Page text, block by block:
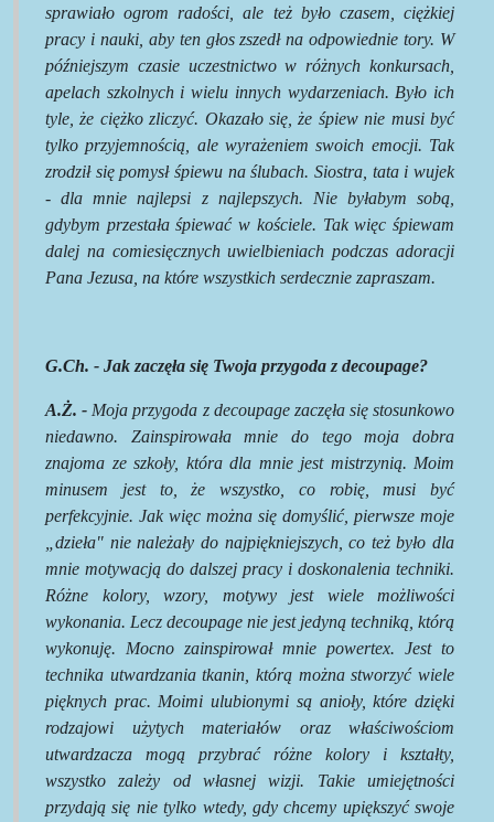
sprawiało ogrom radości, ale też było czasem, ciężkiej
pracy i nauki, aby ten głos zszedł na odpowiednie tory. W
późniejszym czasie uczestnictwo w różnych konkursach,
apelach szkolnych i wielu innych wydarzeniach. Było ich
tyle, że ciężko zliczyć. Okazało się, że śpiew nie musi być
tylko przyjemnością, ale wyrażeniem swoich emocji. Tak
zrodził się pomysł śpiewu na ślubach. Siostra, tata i wujek
- dla mnie najlepsi z najlepszych. Nie byłabym sobą,
gdybym przestała śpiewać w kościele. Tak więc śpiewam
dalej na comiesięcznych uwielbieniach podczas adoracji
Pana Jezusa, na które wszystkich serdecznie zapraszam.
G.Ch. - Jak zaczęła się Twoja przygoda z decoupage?
A.Ż. - Moja przygoda z decoupage zaczęła się stosunkowo
niedawno. Zainspirowała mnie do tego moja dobra
znajoma ze szkoły, która dla mnie jest mistrzynią. Moim
minusem jest to, że wszystko, co robię, musi być
perfekcyjnie. Jak więc można się domyślić, pierwsze moje
„dzieła" nie należały do najpiękniejszych, co też było dla
mnie motywacją do dalszej pracy i doskonalenia techniki.
Różne kolory, wzory, motywy jest wiele możliwości
wykonania. Lecz decoupage nie jest jedyną techniką, którą
wykonuję. Mocno zainspirował mnie powertex. Jest to
technika utwardzania tkanin, którą można stworzyć wiele
pięknych prac. Moimi ulubionymi są anioły, które dzięki
rodzajowi użytych materiałów oraz właściwościom
utwardzacza mogą przybrać różne kolory i kształty,
wszystko zależy od własnej wizji. Takie umiejętności
przydają się nie tylko wtedy, gdy chcemy upiększyć swoje